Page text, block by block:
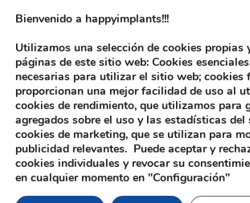
Inicio/ Productos etiquetados
Bienvenido a happyimplants!!!
Utilizamos una selección de cookies propias
páginas de este sitio web: Cookies
necesarias para utilizar el sitio web; cookies
proporcionan una mejor facilidad de uso al
cookies de rendimiento, que utilizamos para
agregados sobre el uso y las estadísticas
cookies de marketing, que se utilizan para
publicidad relevantes. Puede aceptar y
cookies individuales y revocar su
en cualquier momento en "Configuración"